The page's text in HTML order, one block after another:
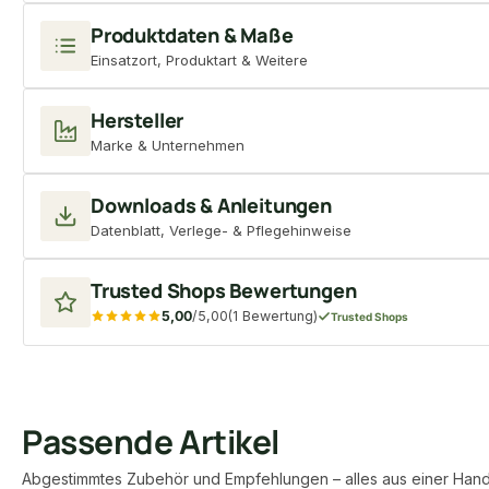
Produktdaten & Maße
Einsatzort, Produktart & Weitere
Hersteller
Marke & Unternehmen
Downloads & Anleitungen
Datenblatt, Verlege- & Pflegehinweise
Trusted Shops Bewertungen
5,00/5,00(1 Bewertung) Trusted Shops
Passende Artikel
Abgestimmtes Zubehör und Empfehlungen – alles aus einer